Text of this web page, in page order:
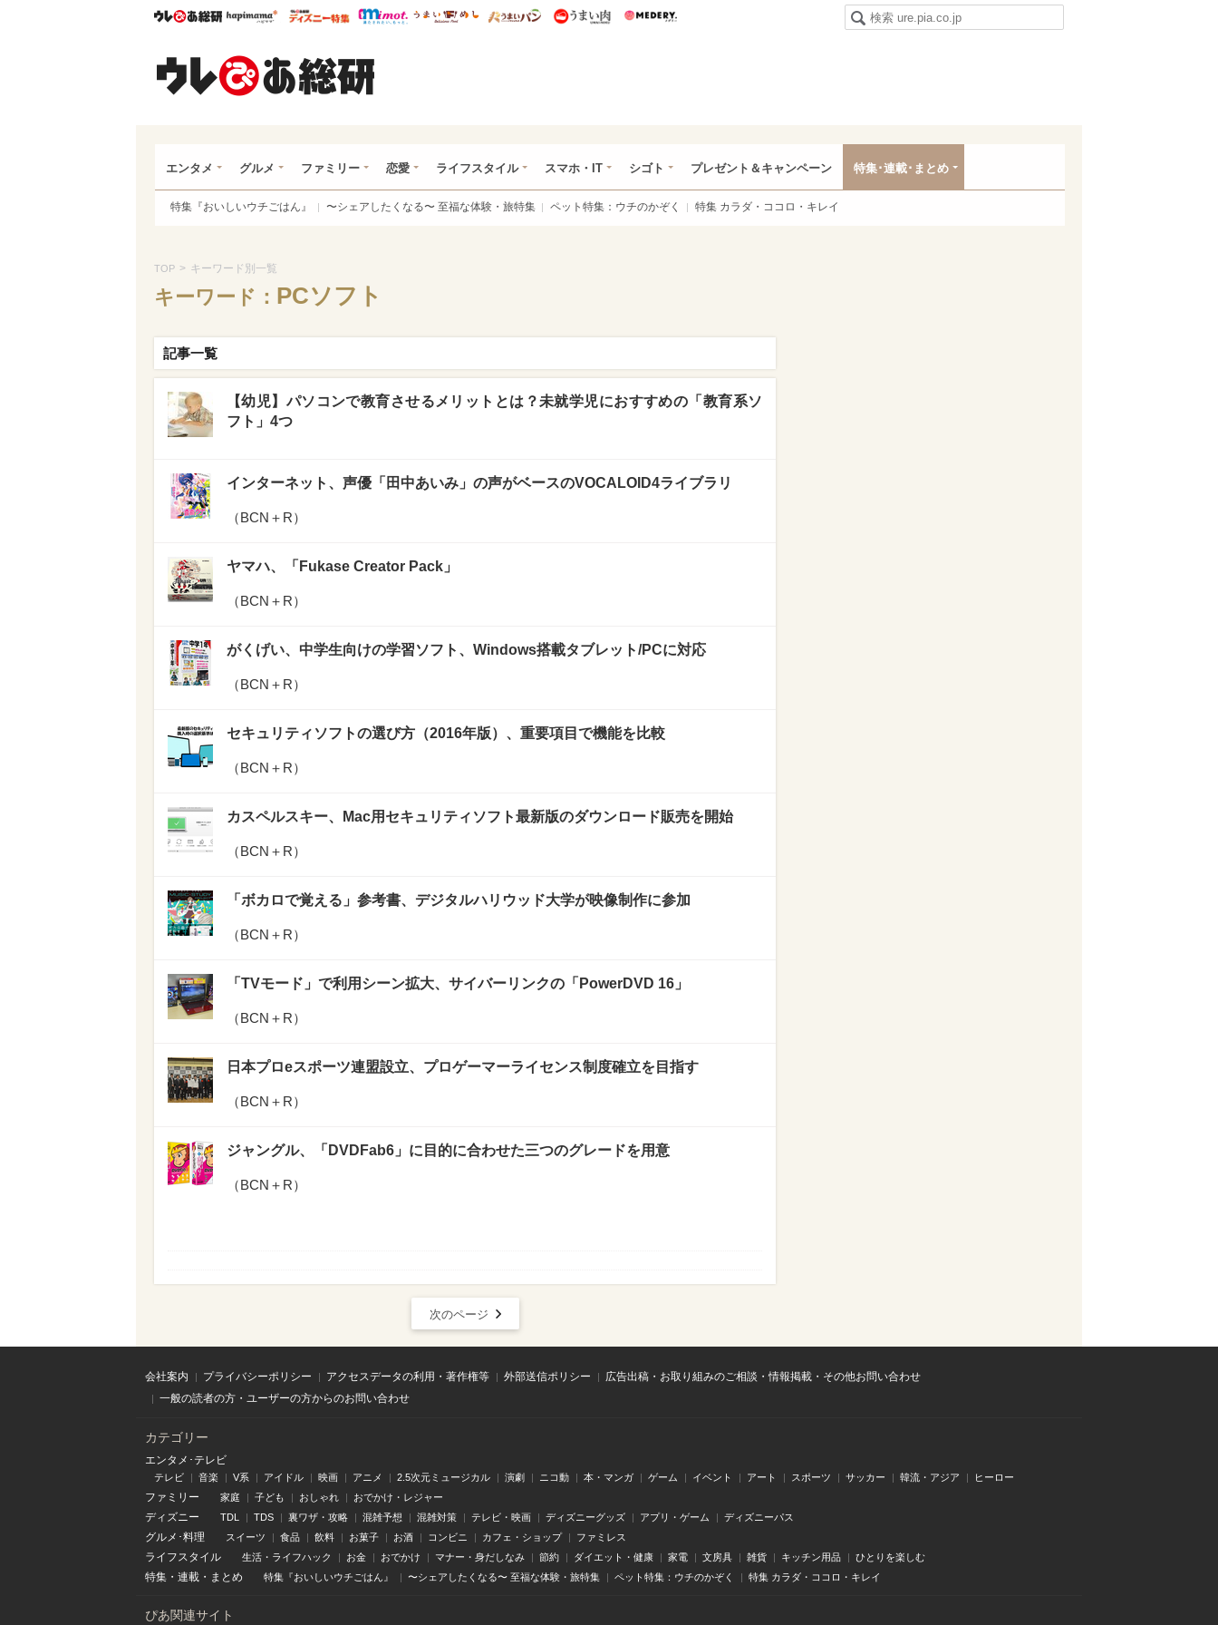
ウレぴあ総研ハピママ* ウレぴあ総研 ディズニー特集
mimot. うまいめし うまいパン うまい肉
エンタメ グルメ ファミリー 恋愛 ライフスタイル スマホ・IT シゴト プレゼント＆キャンペーン 特集･連載･まとめ
特集『おいしいウチごはん』 〜シェアしたくなる〜 至福な体験・旅特集 ペット特集：ウチのかぞく 特集 カラダ・ココロ・キレイ
TOP > キーワード別一覧
キーワード： PCソフト
記事一覧
【幼児】パソコンで教育させるメリットとは？未就学児におすすめの「教育系ソ
フト」4つ
インターネット、声優「田中あいみ」の声がベースのVOCALOID4ライブラリ
（BCN＋R）
ヤマハ、「Fukase Creator Pack」
（BCN＋R）
がくげい、中学生向けの学習ソフト、Windows搭載タブレット/PCに対応
（BCN＋R）
セキュリティソフトの選び方（2016年版）、重要項目で機能を比較
（BCN＋R）
カスペルスキー、Mac用セキュリティソフト最新版のダウンロード販売を開始
（BCN＋R）
「ボカロで覚える」参考書、デジタルハリウッド大学が映像制作に参加
（BCN＋R）
「TVモード」で利用シーン拡大、サイバーリンクの「PowerDVD 16」
（BCN＋R）
日本プロeスポーツ連盟設立、プロゲーマーライセンス制度確立を目指す
（BCN＋R）
ジャングル、「DVDFab6」に目的に合わせた三つのグレードを用意
（BCN＋R）
次のページ
会社案内 プライバシーポリシー アクセスデータの利用・著作権等 外部送信ポリシー
広告出稿・お取り組みのご相談・情報掲載・その他お問い合わせ
一般の読者の方・ユーザーの方からのお問い合わせ
カテゴリー
エンタメ･テレビ
テレビ 音楽 V系 アイドル 映画 アニメ 2.5次元ミュージカル 演劇 ニコ動 本・マンガ ゲーム イベント アート スポーツ サッカー 韓流・アジア ヒーロー
ファミリー 家庭 子ども おしゃれ おでかけ・レジャー
ディズニー TDL TDS 裏ワザ・攻略 混雑予想 混雑対策 テレビ・映画 ディズニーグッズ アプリ・ゲーム ディズニーパス
グルメ･料理 スイーツ 食品 飲料 お菓子 お酒 コンビニ カフェ・ショップ ファミレス
ライフスタイル 生活・ライフハック お金 おでかけ マナー・身だしなみ 節約 ダイエット・健康 家電 文房具 雑貨 キッチン用品 ひとりを楽しむ
特集 ・ 連載 ・ まとめ 特集『おいしいウチごはん』 〜シェアしたくなる〜 至福な体験・旅特集 ペット特集：ウチのかぞく 特集 カラダ・ココロ・キレイ
ぴあ関連サイト